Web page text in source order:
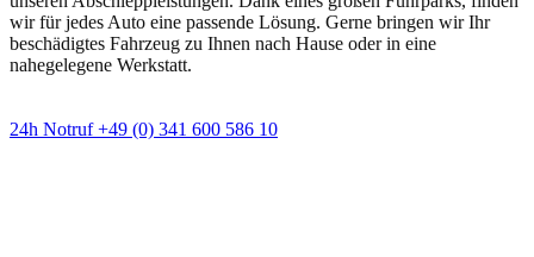
wir für jedes Auto eine passende Lösung. Gerne bringen wir Ihr
beschädigtes Fahrzeug zu Ihnen nach Hause oder in eine
nahegelegene Werkstatt.
24h Notruf +49 (0) 341 600 586 10